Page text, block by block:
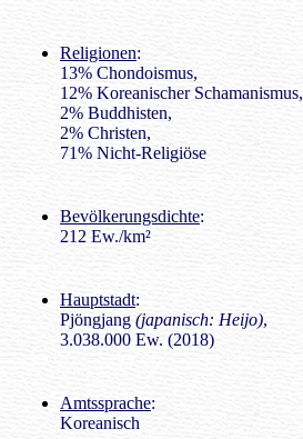
Religionen:
13% Chondoismus,
12% Koreanischer Schamanismus,
2% Buddhisten,
2% Christen,
71% Nicht-Religiöse
Bevölkerungsdichte:
212 Ew./km²
Hauptstadt:
Pjöngjang (japanisch: Heijo),
3.038.000 Ew. (2018)
Amtssprache:
Koreanisch